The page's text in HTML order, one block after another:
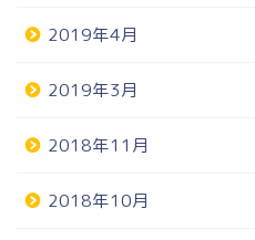
2019年4月
2019年3月
2018年11月
2018年10月